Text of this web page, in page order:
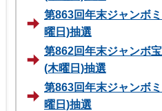
第863回年末ジャンボ
曜日)抽選
第862回年末ジャンボ
(木曜日)抽選
第863回年末ジャンボ
曜日)抽選